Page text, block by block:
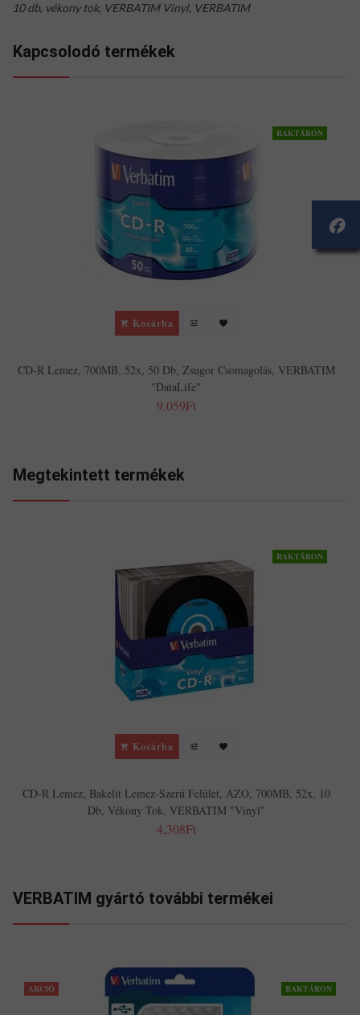
10 db, vékony tok, VERBATIM Vinyl, VERBATIM
Kapcsolodó termékek
RAKTÁRON
Kosárba
CD-R Lemez, 700MB, 52x, 50 Db, Zsugor Csomagolás, VERBATIM
"DataLife"
9,059Ft
Megtekintett termékek
RAKTÁRON
Kosárba
CD-R Lemez, Bakelit Lemez-Szerű Felület, AZO, 700MB, 52x, 10
Db, Vékony Tok, VERBATIM "Vinyl"
4,308Ft
VERBATIM gyártó további termékei
AKCIÓ RAKTÁRON